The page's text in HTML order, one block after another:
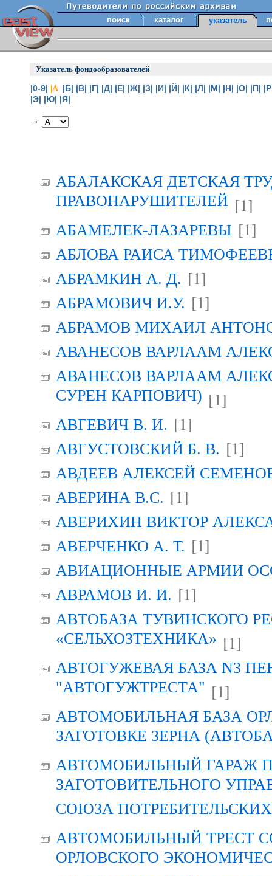
поиск каталог указатель
Указатель фондообразователей
|0-9| |А| |Б| |В| |Г| |Д| |Е| |Ж| |З| |И| |Й| |К| |Л| |М| |Н| |О| |П|
|Э| |Ю| |Я|
АБАЛАКСКАЯ ДЕТСКАЯ
ПРАВОНАРУШИТЕЛЕЙ [1]
АБАМЕЛЕК-ЛАЗАРЕВЫ [1]
АБЛОВА РАИСА
АБРАМКИН А. Д. [1]
АБРАМОВИЧ И.У. [1]
АБРАМОВ МИХАИЛ
АВАНЕСОВ ВАРЛААМ
АВАНЕСОВ ВАРЛААМ
СУРЕН КАРПОВИЧ) [1]
АВГЕВИЧ В. И. [1]
АВГУСТОВСКИЙ Б. В. [1]
АВДЕЕВ АЛЕКСЕЙ
АВЕРИНА B.C. [1]
АВЕРИХИН ВИКТОР
АВЕРЧЕНКО А. Т. [1]
АВИАЦИОННЫЕ АРМИИ
АВРАМОВ И. И. [1]
АВТОБАЗА ТУВИНСКОГО
«СЕЛЬХОЗТЕХНИКА» [1]
АВТОГУЖЕВАЯ БАЗА N3
"АВТОГУЖТРЕСТА" [1]
АВТОМОБИЛЬНАЯ БАЗА
ЗАГОТОВКЕ ЗЕРНА
АВТОМОБИЛЬНЫЙ ГАРАЖ
ЗАГОТОВИТЕЛЬНОГО
СОЮЗА
АВТОМОБИЛЬНЫЙ ТРЕСТ
ОРЛОВСКОГО